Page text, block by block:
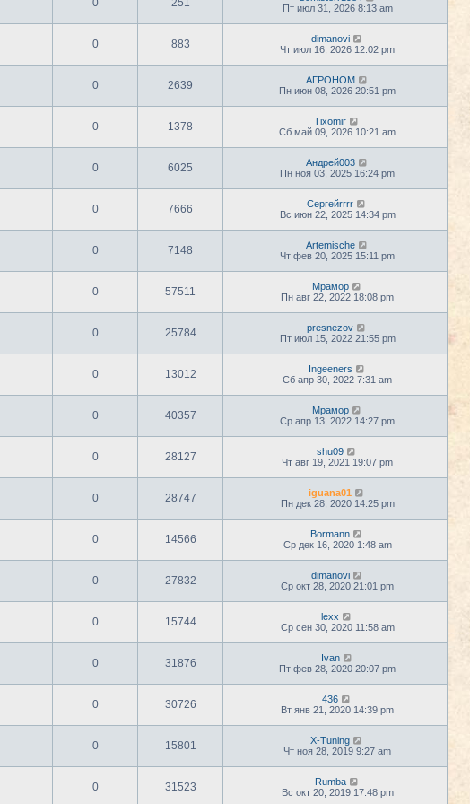
Пт июл 31, 2026 8:13 am
0 883
dimanovi
Чт июл 16, 2026 12:02 pm
0 2639
АГРОНОМ
Пн июн 08, 2026 20:51 pm
0 1378
Tixomir
Сб май 09, 2026 10:21 am
0 6025
Андрей003
Пн ноя 03, 2025 16:24 pm
0 7666
Сергейrrrr
Вс июн 22, 2025 14:34 pm
0 7148
Artemische
Чт фев 20, 2025 15:11 pm
0 57511
Мрамор
Пн авг 22, 2022 18:08 pm
0 25784
presnezov
Пт июл 15, 2022 21:55 pm
0 13012
Ingeeners
Сб апр 30, 2022 7:31 am
0 40357
Мрамор
Ср апр 13, 2022 14:27 pm
0 28127
shu09
Чт авг 19, 2021 19:07 pm
0 28747
iguana01
Пн дек 28, 2020 14:25 pm
0 14566
Bormann
Ср дек 16, 2020 1:48 am
0 27832
dimanovi
Ср окт 28, 2020 21:01 pm
0 15744
lexx
Ср сен 30, 2020 11:58 am
0 31876
Ivan
Пт фев 28, 2020 20:07 pm
0 30726
436
Вт янв 21, 2020 14:39 pm
0 15801
X-Tuning
Чт ноя 28, 2019 9:27 am
0 31523
Rumba
Вс окт 20, 2019 17:48 pm